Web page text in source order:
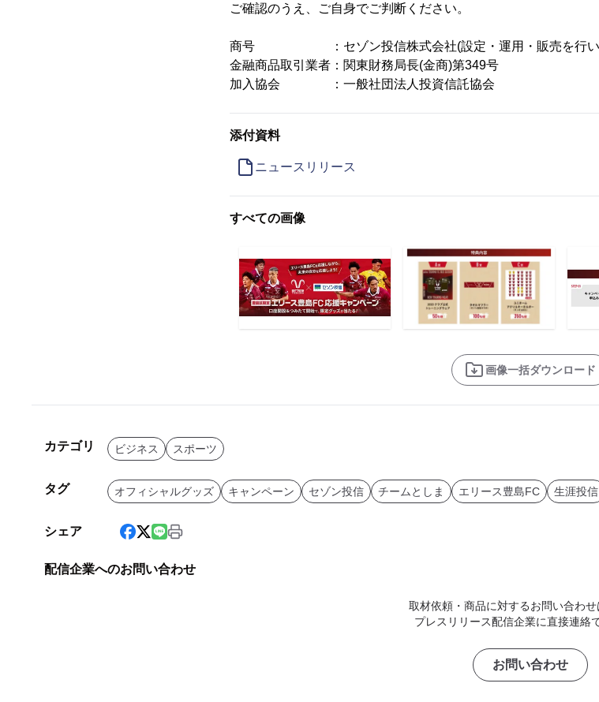
ご確認のうえ、ご自身でご判断ください。
商号 ：セゾン投信株式会社(設定・運用・販売を行い
金融商品取引業者：関東財務局長(金商)第349号
加入協会 ：一般社団法人投資信託協会
添付資料
ニュースリリース
すべての画像
画像一括ダウンロード
カテゴリ ビジネス スポーツ
タグ オフィシャルグッズ キャンペーン セゾン投信 チームとしま エリース豊島FC 生涯投信
シェア
配信企業へのお問い合わせ
取材依頼・商品に対するお問い合わせ
プレスリリース配信企業に直接連絡
お問い合わせ